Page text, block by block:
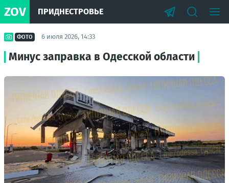
ZOV ПРИДНЕСТРОВЬЕ
ФОТО 6 июля 2026, 14:33
Минус заправка в Одесской области